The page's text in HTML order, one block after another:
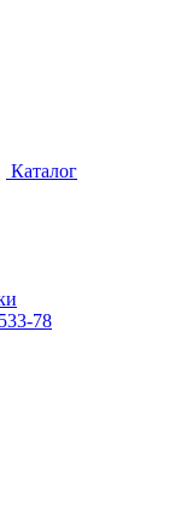
Каталог
78